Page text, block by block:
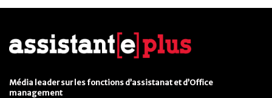
Média leader sur les fonctions d’assistanat et d’Office
management